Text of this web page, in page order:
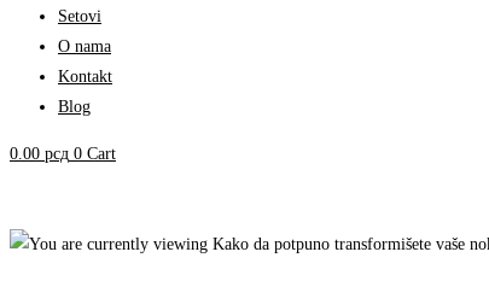
Setovi
O nama
Kontakt
Blog
0.00 рсд 0 Cart